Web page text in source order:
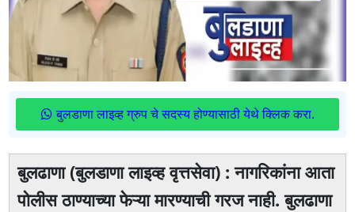
बुलडाणा लाइव्ह ग्रुप चे सदस्य होण्यासाठी येथे क्लिक करा.
बुलढाणा (बुलडाणा लाइव्ह वृत्तसेवा) : नागरिकांना आता
पोलीस ठाण्याच्या फेऱ्या मारण्याची गरज नाही. बुलढाणा